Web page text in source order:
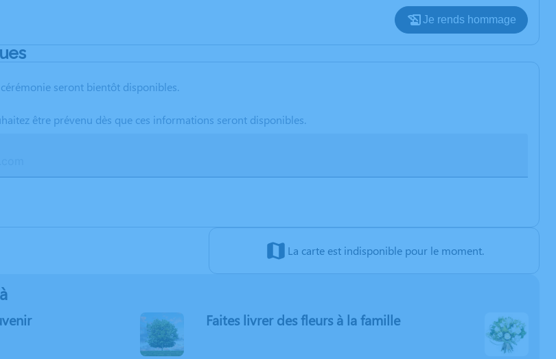
Je rends hommage
seront bientôt disponibles.
être prévenu dès que ces informations seront disponibles.
La carte est indisponible pour le moment.
Faites livrer des fleurs à la famille